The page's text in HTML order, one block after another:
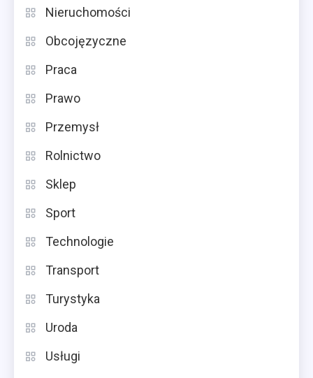
Nieruchomości
Obcojęzyczne
Praca
Prawo
Przemysł
Rolnictwo
Sklep
Sport
Technologie
Transport
Turystyka
Uroda
Usługi